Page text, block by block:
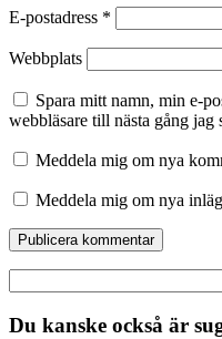
E-postadress *
Webbplats
Spara mitt namn, min e-
webbläsare till nästa gång jag
Meddela mig om nya
Meddela mig om nya
Du kanske också är